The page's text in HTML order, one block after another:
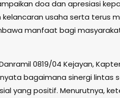
doa dan apresiasi
usaha serta terus
manfaat bagi
0819/04 Kejayan,
bagaimana sinergi lintas
yang positif. Menurutnya,